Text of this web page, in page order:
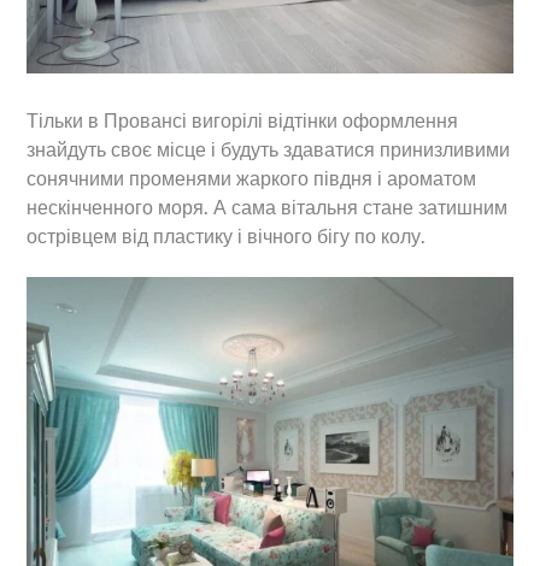
Тільки в Провансі вигорілі відтінки оформлення
знайдуть своє місце і будуть здаватися принизливими
сонячними променями жаркого півдня і ароматом
нескінченного моря. А сама вітальня стане затишним
острівцем від пластику і вічного бігу по колу.